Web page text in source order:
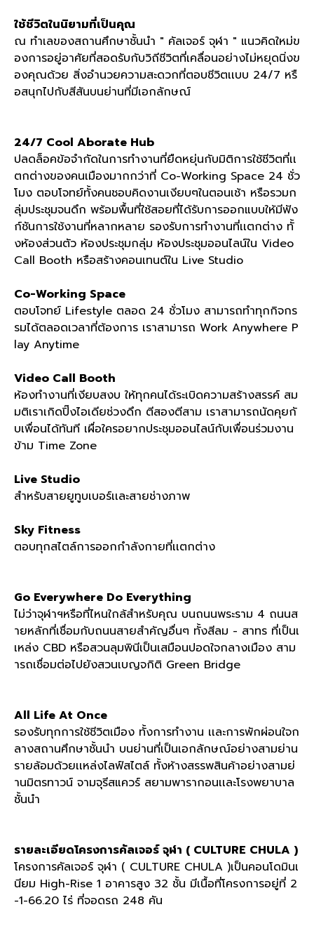
ใช้ชีวิตในนิยามที่เป็นคุณ
ณ ทำเลของสถานศึกษาชั้นนำ " คัลเจอร์ จุฬา " แนวคิดใหม่ข
องการอยู่อาศัยที่สอดรับกับวิถีชีวิตที่เคลื่อนอย่างไม่หยุดนิ่งข
องคุณด้วย สิ่งอำนวยความสะดวกที่ตอบชีวิตเเบบ 24/7 หรื
อสนุกไปกับสีสันบนย่านที่มีเอกลักษณ์
24/7 Cool Aborate Hub
ปลดล็อคข้อจำกัดในการทำงานที่ยืดหยุ่นกับมิติการใช้ชีวิตที่เเ
ตกต่างของคนเมืองมากกว่าที่ Co-Working Space 24 ชั่ว
โมง ตอบโจทย์ทั้งคนชอบคิดงานเงียบๆในตอนเช้า หรือรวมก
ลุ่มประชุมจนดึก พร้อมพื้นที่ใช้สอยที่ได้รับการออกแบบให้มีฟัง
ก์ชันการใช้งานที่หลากหลาย รองรับการทำงานที่เเตกต่าง ทั้
งห้องส่วนตัว ห้องประชุมกลุ่ม ห้องประชุมออนไลน์ใน Video
Call Booth หรือสร้างคอนเทนต์ใน Live Studio
Co-Working Space
ตอบโจทย์ Lifestyle ตลอด 24 ชั่วโมง สามารถทำทุกกิจกร
รมได้ตลอดเวลาที่ต้องการ เราสามารถ Work Anywhere P
lay Anytime
Video Call Booth
ห้องทำงานที่เงียบสงบ ให้ทุกคนได้ระเบิดความสร้างสรรค์ สม
มติเราเกิดปิ๊งไอเดียช่วงดึก ตีสองตีสาม เราสามารถนัดคุยกั
บเพื่อนได้ทันที เผื่อใครอยากประชุมออนไลน์กับเพื่อนร่วมงาน
ข้าม Time Zone
Live Studio
สำหรับสายยูทูบเบอร์เเละสายช่างภาพ
Sky Fitness
ตอบทุกสไตล์การออกกำลังกายที่เเตกต่าง
Go Everywhere Do Everything
ไม่ว่าจุฬาฯหรือที่ไหนใกล้สำหรับคุณ บนถนนพระราม 4 ถนนส
ายหลักที่เชื่อมกับถนนสายสำคัญอื่นๆ ทั้งสีลม - สาทร ที่เป็นเ
เหล่ง CBD หรือสวนลุมพินีเป็นเสมือนปอดใจกลางเมือง สาม
ารถเชื่อมต่อไปยังสวนเบญจกิติ Green Bridge
All Life At Once
รองรับทุกการใช้ชีวิตเมือง ทั้งการทำงาน เเละการพักผ่อนใจก
ลางสถานศึกษาชั้นนำ บนย่านที่เป็นเอกลักษณ์อย่างสามย่าน
รายล้อมด้วยเเหล่งไลฟ์สไตล์ ทั้งห้างสรรพสินค้าอย่างสามย่
านมิตรทาวน์ จามจุรีสแควร์ สยามพารากอนเเละโรงพยาบาล
ชั้นนำ
รายละเอียดโครงการคัลเจอร์ จุฬา ( CULTURE CHULA )
โครงการคัลเจอร์ จุฬา ( CULTURE CHULA )เป็นคอนโดมินเ
นียม High-Rise 1 อาคารสูง 32 ชั้น มีเนื้อที่โครงการอยู่ที่ 2
-1-66.20 ไร่ ที่จอดรถ 248 คัน